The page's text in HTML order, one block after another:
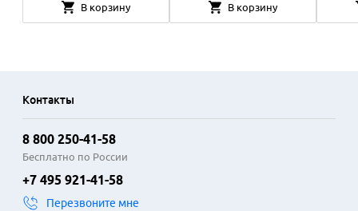
В корзину В корзину
Контакты
8 800 250-41-58
Бесплатно по России
+7 495 921-41-58
Перезвоните мне